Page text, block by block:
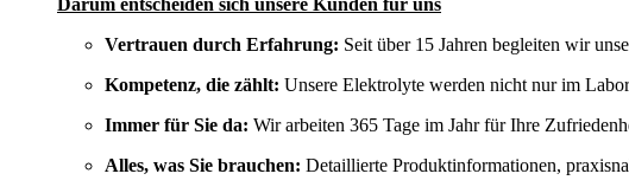
Darum entscheiden sich unsere Kunden für uns
Vertrauen durch Erfahrung: Seit über 15 Jahren begleiten wir
Kompetenz, die zählt: Unsere Elektrolyte werden nicht nur im
Immer für Sie da: Wir arbeiten 365 Tage im Jahr für Ihre
Alles, was Sie brauchen: Detaillierte Produktinformationen,